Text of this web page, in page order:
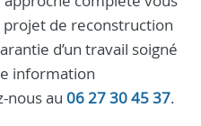
de reconstruction
d’un travail soigné
information
nous au 06 27 30 45 37.